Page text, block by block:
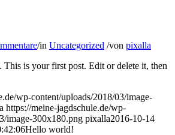
/in Uncategorized /von pixalla
This is your first post. Edit or delete it, then
wp-content/uploads/2018/03/image-
https://meine-jagdschule.de/wp-
image-300x180.png pixalla2016-10-14
Hello world!